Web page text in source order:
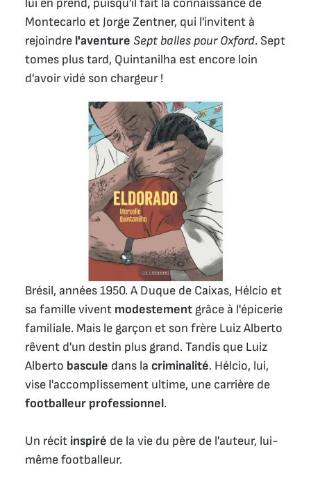
lui en prend, puisqu'il fait la connaissance de
Montecarlo et Jorge Zentner, qui l'invitent à
rejoindre l'aventure Sept balles pour Oxford. Sept
tomes plus tard, Quintanilha est encore loin
d'avoir vidé son chargeur !
Brésil, années 1950. A Duque de Caixas, Hélcio et
sa famille vivent modestementgrâce à l'épicerie
familiale. Mais le garçon et son frère Luiz Alberto
rêvent d'un destin plus grand. Tandis que Luiz
Alberto bascule dans la criminalité. Hélcio, lui,
vise l'accomplissement ultime, une carrière de
footballeur professionnel.
Un récit inspiré de la vie du père de l'auteur, lui-
même footballeur.